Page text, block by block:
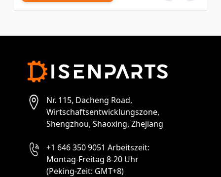
Nr. 115, Dacheng Road,
Wirtschaftsentwicklungszone,
Shengzhou, Shaoxing, Zhejiang
+1 646 350 9051 Arbeitszeit:
Montag-Freitag 8-20 Uhr
(Peking-Zeit: GMT+8)